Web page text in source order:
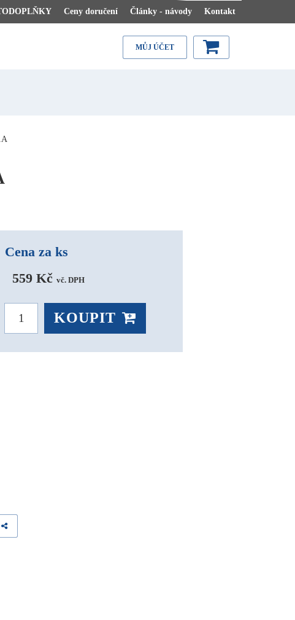
Ceny doručení Články - návody Kontakt
MŮJ ÚČET
Cena za ks
559 Kč vč. DPH
KOUPIT